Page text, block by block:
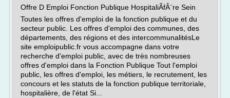
Offre D Emploi Fonction Publique HospitaliÃfÂ¨re Sein
Toutes les offres d'emploi de la fonction publique et du
secteur public. Les offres d'emploi des communes, des
départements, des régions et des intercommunalitésLe
site emploipublic.fr vous accompagne dans votre
recherche d'emploi public, avec de très nombreuses
offres d'emploi dans la Fonction Publique Tout l'emploi
public, les offres d'emploi, les métiers, le recrutement, les
concours et les statuts de la fonction publique territoriale,
hospitalière, de l'état Si...